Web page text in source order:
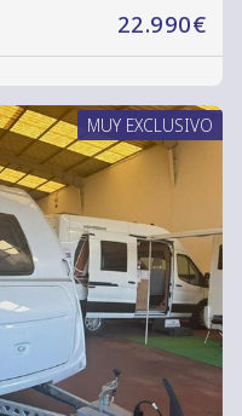
22.990€
MUY EXCLUSIVO